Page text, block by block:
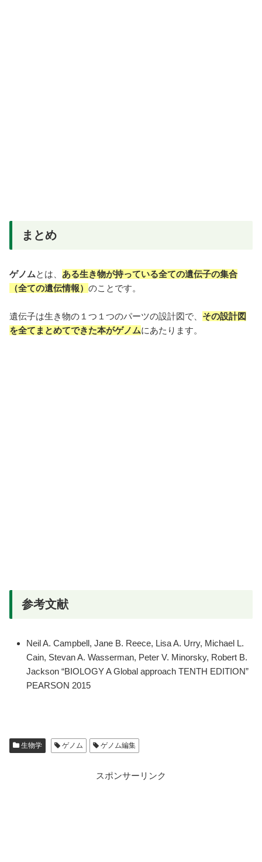
まとめ
ゲノムとは、 ある生き物が持っている全ての遺伝子の集合
（全ての遺伝情報） のことです。
遺伝子は生き物の１つ１つのパーツの設計図で、 その設計図
を全てまとめてできた本がゲノムにあたります。
参考文献
Neil A. Campbell, Jane B. Reece, Lisa A. Urry, Michael L.
Cain, Stevan A. Wasserman, Peter V. Minorsky, Robert B.
Jackson “BIOLOGY A Global approach TENTH EDITION”
PEARSON 2015
生物学 ゲノム ゲノム編集
スポンサーリンク